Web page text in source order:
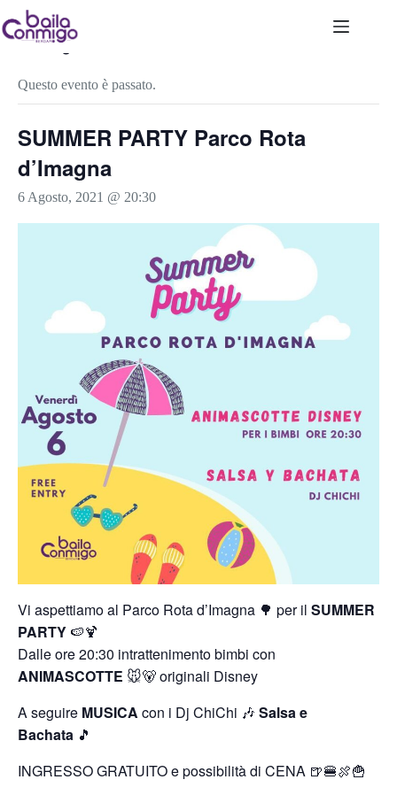
Salta
al
contenuto
« Tutti gli Eventi
Questo evento è passato.
SUMMER PARTY Parco Rota
d’Imagna
6 Agosto, 2021 @ 20:30
Vi aspettiamo al Parco Rota d’Imagna 🌳 per il SUMMER
PARTY 🍉🍹
Dalle ore 20:30 intrattenimento bimbi con
ANIMASCOTTE 🐭🐻 originali Disney
A seguire MUSICA con i Dj ChiChi 🎶 Salsa e
Bachata 🎵
INGRESSO GRATUITO e possibilità di CENA 🍺🍔🍖🍟